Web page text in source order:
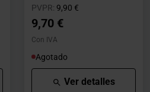
PVPR: Precio rebajado desde
9,90 €
9,70 €
Con IVA
Agotado
Ver detalles